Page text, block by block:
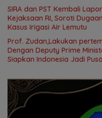
SIRA dan PST Kembali
Kejaksaan RI, Soroti
Kasus Irigasi Air Lemutu
Prof. Zudan,Lakukan
Dengan Deputy Prime
Siapkan Indonesia Jadi